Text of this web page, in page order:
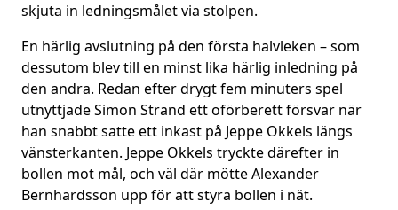
skjuta in ledningsmålet via stolpen.
En härlig avslutning på den första halvleken – som
dessutom blev till en minst lika härlig inledning på
den andra. Redan efter drygt fem minuters spel
utnyttjade Simon Strand ett oförberett försvar när
han snabbt satte ett inkast på Jeppe Okkels längs
vänsterkanten. Jeppe Okkels tryckte därefter in
bollen mot mål, och väl där mötte Alexander
Bernhardsson upp för att styra bollen i nät.